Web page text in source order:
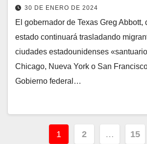
30 DE ENERO DE 2024
El gobernador de Texas Greg Abbott,
estado continuará trasladando
ciudades estadounidenses
Chicago, Nueva York o San
Gobierno federal…
Paginación
1 2 … 15